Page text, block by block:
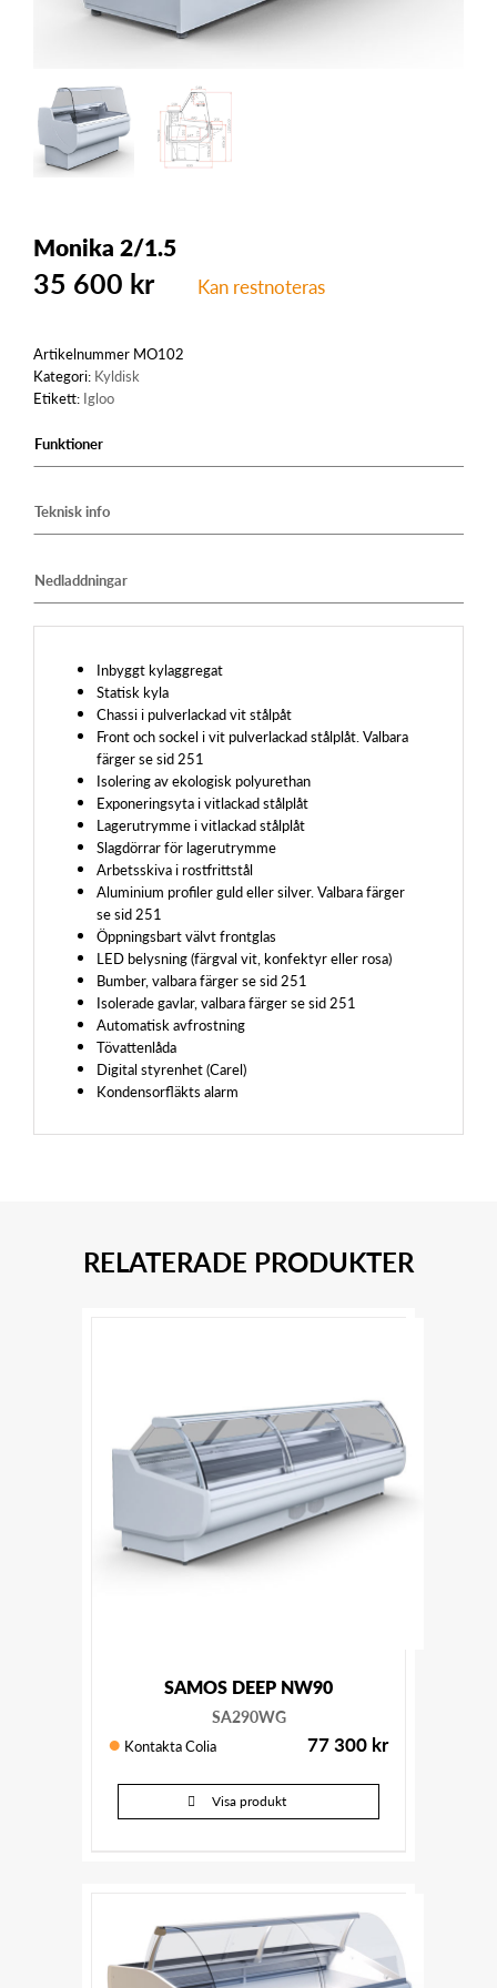
Monika 2/1.5
35 600 kr Kan restnoteras
Artikelnummer MO102
Kategori: Kyldisk
Etikett: Igloo
Funktioner
Teknisk info
Nedladdningar
Inbyggt kylaggregat
Statisk kyla
Chassi i pulverlackad vit stålpåt
Front och sockel i vit pulverlackad stålplåt. Valbara
färger se sid 251
Isolering av ekologisk polyurethan
Exponeringsyta i vitlackad stålplåt
Lagerutrymme i vitlackad stålplåt
Slagdörrar för lagerutrymme
Arbetsskiva i rostfrittstål
Aluminium profiler guld eller silver. Valbara färger
se sid 251
Öppningsbart välvt frontglas
LED belysning (färgval vit, konfektyr eller rosa)
Bumber, valbara färger se sid 251
Isolerade gavlar, valbara färger se sid 251
Automatisk avfrostning
Tövattenlåda
Digital styrenhet (Carel)
Kondensorfläkts alarm
RELATERADE PRODUKTER
SAMOS DEEP NW90
SA290WG
Kontakta Colia 77 300 kr
Visa produkt